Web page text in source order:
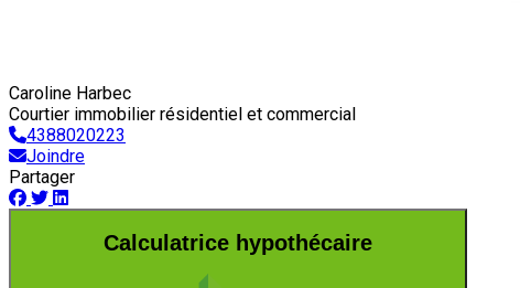
Caroline Harbec
Courtier immobilier résidentiel et commercial
4388020223
Joindre
Partager
Calculatrice hypothécaire